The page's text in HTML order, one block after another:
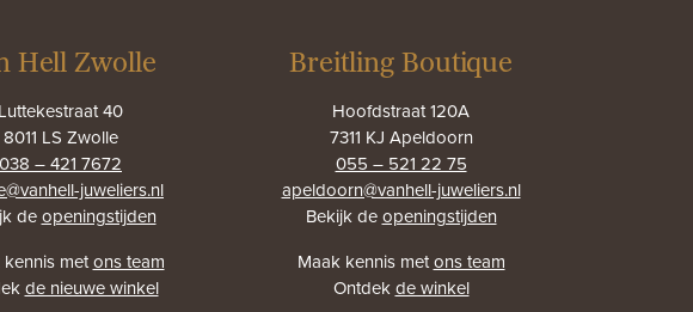
Hell Zwolle
Luttekestraat 40
8011 LS Zwolle
038 – 421 7672
juweliers.nl
deopeningstijden
kennis metons team
de nieuwe winkel
Breitling Boutique
Hoofdstraat 120A
7311 KJ Apeldoorn
055 – 521 22 75
apeldoorn@vanhell-juweliers.nl
Bekijk deopeningstijden
Maak kennis metons team
Ontdekde winkel